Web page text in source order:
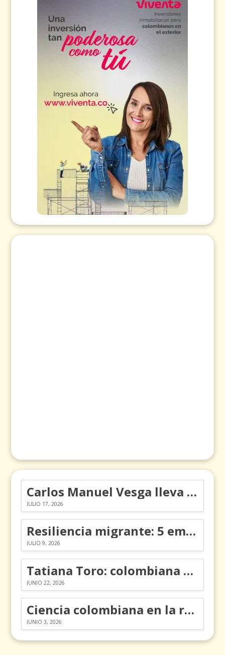
Carlos Manuel Vesga lleva el nombre de Colombia a los Emmy
JULIO 17, 2026
Resiliencia migrante: 5 emociones y cómo gestionarlas
JULIO 9, 2026
Tatiana Toro: colombiana que cambió la historia de las matemáticas
JUNIO 22, 2026
Ciencia colombiana en la revolución de los órganos en chips
JUNIO 3, 2026